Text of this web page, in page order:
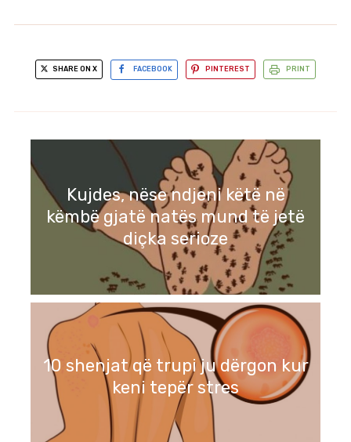
SHARE ON X FACEBOOK PINTEREST PRINT
Kujdes, nëse ndjeni këtë në
këmbë gjatë natës mund të jetë
diçka serioze
10 shenjat që trupi ju dërgon kur
keni tepër stres